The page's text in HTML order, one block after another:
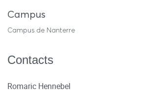
Campus
Campus de Nanterre
Contacts
Romaric Hennebel